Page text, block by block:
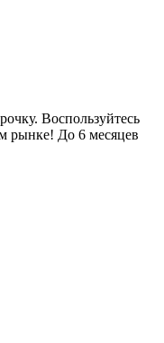
Воспользуйтесь
рынке! До 6 месяцев